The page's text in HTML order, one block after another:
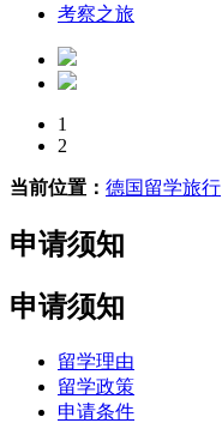
考察之旅
1
2
当前位置： 德国留学旅行
申请须知
申请须知
留学理由
留学政策
申请条件